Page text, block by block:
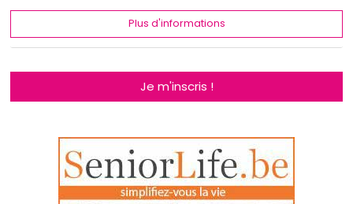
Plus d'informations
Je m'inscris !